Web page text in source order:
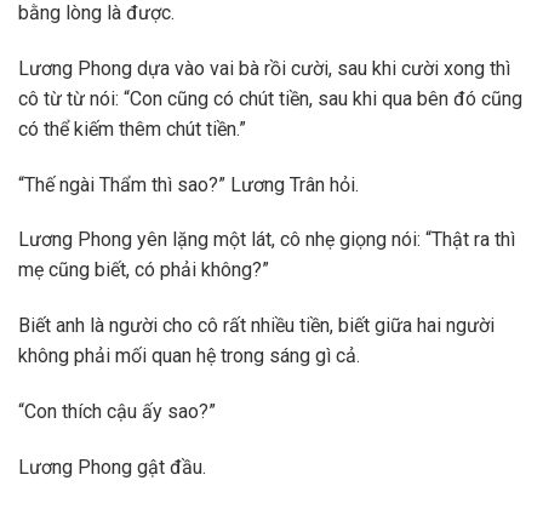
bằng lòng là được.
Lương Phong dựa vào vai bà rồi cười, sau khi cười xong thì
cô từ từ nói: “Con cũng có chút tiền, sau khi qua bên đó cũng
có thể kiếm thêm chút tiền.”
“Thế ngài Thẩm thì sao?” Lương Trân hỏi.
Lương Phong yên lặng một lát, cô nhẹ giọng nói: “Thật ra thì
mẹ cũng biết, có phải không?”
Biết anh là người cho cô rất nhiều tiền, biết giữa hai người
không phải mối quan hệ trong sáng gì cả.
“Con thích cậu ấy sao?”
Lương Phong gật đầu.